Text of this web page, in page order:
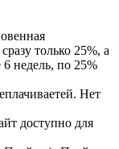
только 25%, а
6 недель, по 25%
Нет
доступно для